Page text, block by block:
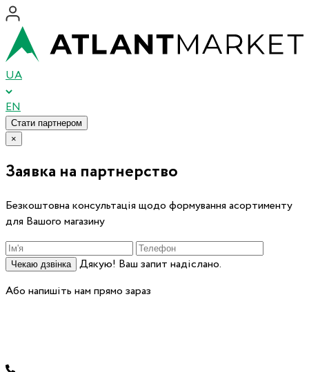
UA
EN
Стати партнером
×
Заявка на партнерство
Безкоштовна консультація щодо формування асортименту
для Вашого магазину
Чекаю дзвінка
Дякую! Ваш запит надіслано.
Або напишіть нам прямо зараз